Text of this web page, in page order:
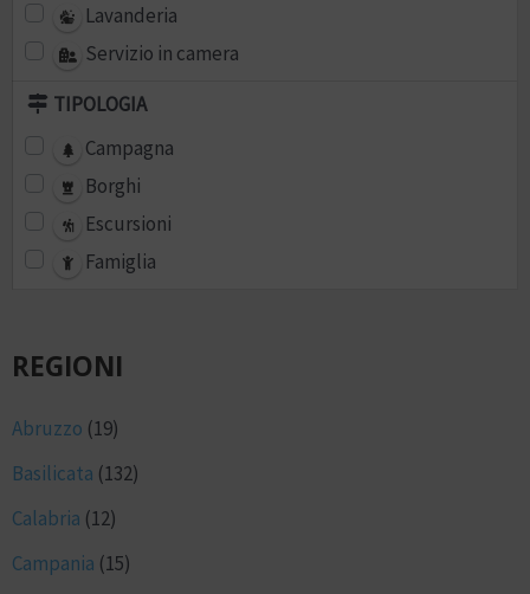
Lavanderia
Servizio in camera
TIPOLOGIA
Campagna
Borghi
Escursioni
Famiglia
REGIONI
Abruzzo (19)
Basilicata (132)
Calabria (12)
Campania (15)